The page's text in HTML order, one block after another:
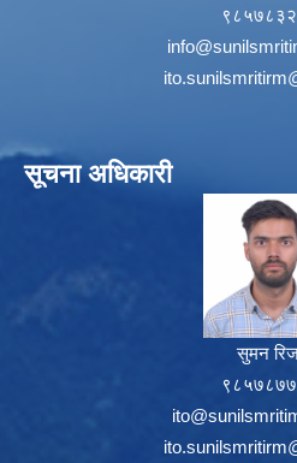
सूचना अधिकारी
सुमन